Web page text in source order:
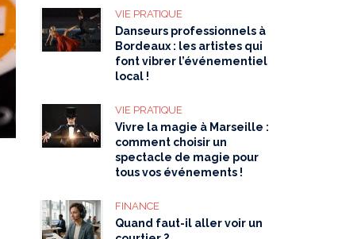
VIE PRATIQUE
Danseurs professionnels à
Bordeaux : les artistes qui
font vibrer l’événementiel
local !
VIE PRATIQUE
Vivre la magie à Marseille :
comment choisir un
spectacle de magie pour
tous vos événements !
FINANCE
Quand faut-il aller voir un